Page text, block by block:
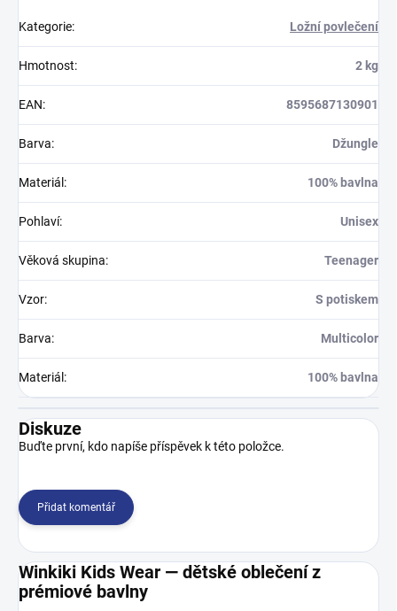
Kategorie: Ložní povlečení
Hmotnost: 2 kg
EAN: 8595687130901
Barva: Džungle
Materiál : 100% bavlna
Pohlaví: Unisex
Věková skupina: Teenager
Vzor: S potiskem
Barva: Multicolor
Materiál : 100% bavlna
Diskuze
Buďte první, kdo napíše příspěvek k této položce.
Přidat komentář
Winkiki Kids Wear — dětské oblečení z
prémiové bavlny